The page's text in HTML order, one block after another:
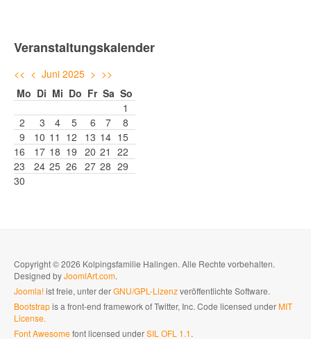
Veranstaltungskalender
<< < Juni 2025 > >>
Mo Di Mi Do Fr Sa So
1
2
3 4 5 6 7
8
9
10 11 12 13 14 15
16
17 18 19 20 21 22
23
24 25 26 27 28 29
30
Copyright © 2026 Kolpingsfamilie Halingen. Alle Rechte vorbehalten.
Designed byJoomlArt.com.
Joomla!ist freie, unter derGNU/GPL-Lizenzveröffentlichte Software.
Bootstrapis a front-end framework of Twitter, Inc. Code licensed underMIT
License.
Font Awesomefont licensed underSIL OFL 1.1.